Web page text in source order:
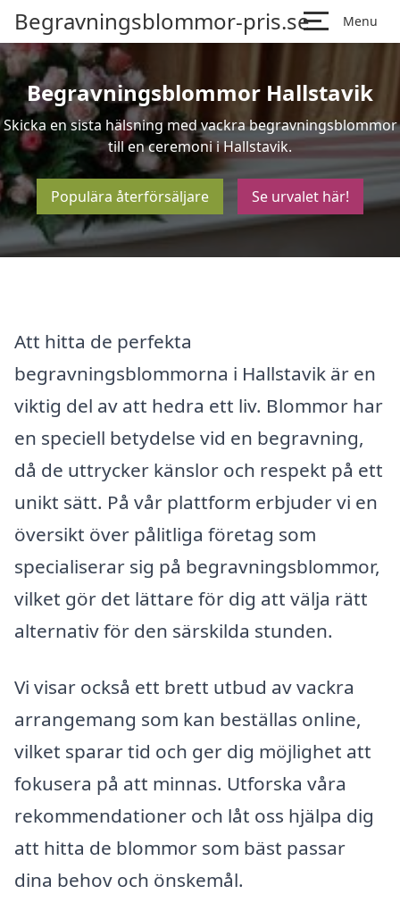
Begravningsblommor-pris.se Menu
Begravningsblommor Hallstavik
Skicka en sista hälsning med vackra begravningsblommor
till en ceremoni i Hallstavik.
Populära återförsäljare Se urvalet här!
Att hitta de perfekta
begravningsblommorna i Hallstavik är en
viktig del av att hedra ett liv. Blommor har
en speciell betydelse vid en begravning,
då de uttrycker känslor och respekt på ett
unikt sätt. På vår plattform erbjuder vi en
översikt över pålitliga företag som
specialiserar sig på begravningsblommor,
vilket gör det lättare för dig att välja rätt
alternativ för den särskilda stunden.
Vi visar också ett brett utbud av vackra
arrangemang som kan beställas online,
vilket sparar tid och ger dig möjlighet att
fokusera på att minnas. Utforska våra
rekommendationer och låt oss hjälpa dig
att hitta de blommor som bäst passar
dina behov och önskemål.